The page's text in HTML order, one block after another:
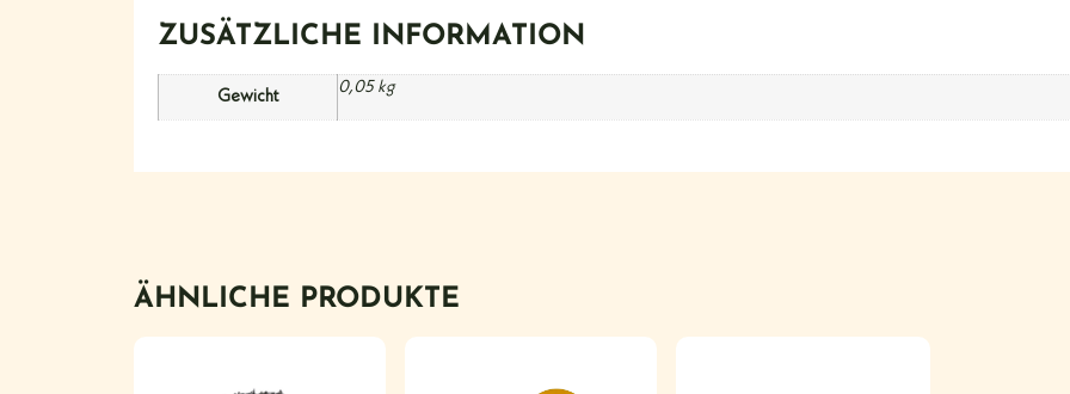
ZUSÄTZLICHE INFORMATION
Gewicht
0,05 kg
ÄHNLICHE PRODUKTE